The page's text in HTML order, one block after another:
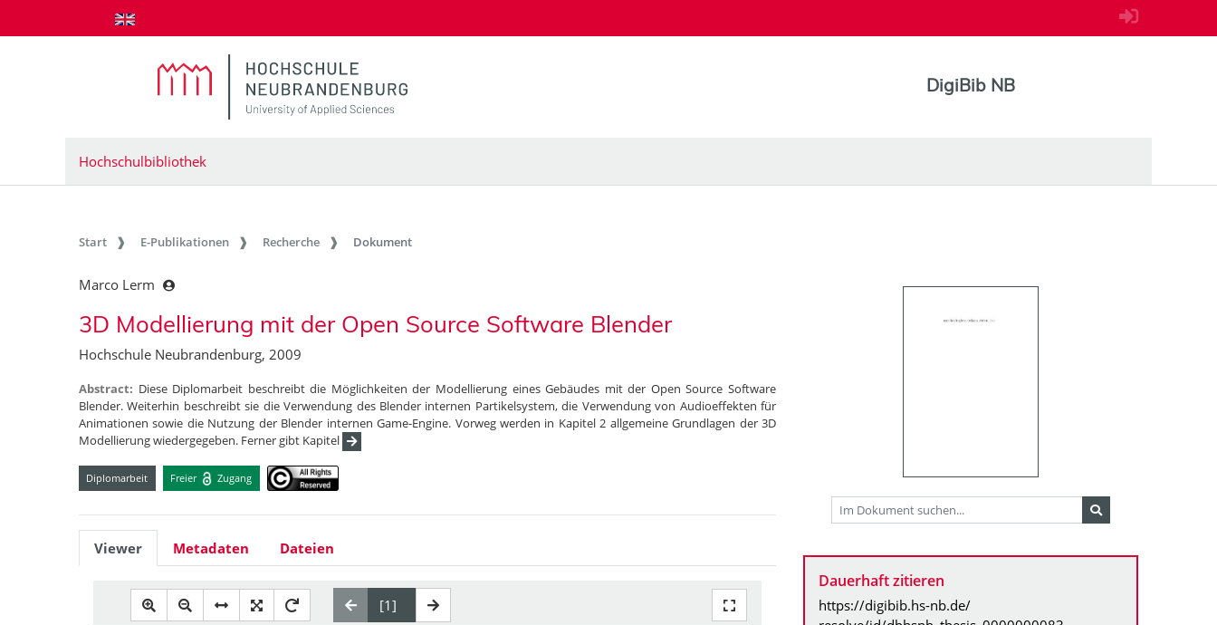
zum Inhalt springen
DigiBib NB
Hochschulbibliothek
Start E-Publikationen Recherche Dokument
Marco Lerm
3D Modellierung mit der Open Source Software Blender
Hochschule Neubrandenburg, 2009
Abstract: Diese Diplomarbeit beschreibt die Möglichkeiten der Modellierung eines Gebäudes mit der Open Source Software
Blender. Weiterhin beschreibt sie die Verwendung des Blender internen Partikelsystem, die Verwendung von Audioeffekten für
Animationen sowie die Nutzung der Blender internen Game-Engine. Vorweg werden in Kapitel 2 allgemeine Grundlagen der 3D
Modellierung wiedergegeben. Ferner gibt Kapitel
Diplomarbeit Freier Zugang
Viewer Metadaten Dateien
Dauerhaft zitieren
https://digibib.hs-nb.de/